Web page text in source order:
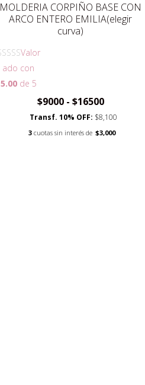
MOLDERIA CORPIÑO BASE CON
ARCO ENTERO EMILIA(elegir
curva)
Valor
ado con
5.00de 5
$9000 - $16500Rango
de
precios:
desde
$9000
Transf. 10% OFF: $8,100
3 cuotas sin interés de $3,000